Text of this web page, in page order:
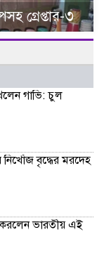
গ্রেপ্তার-৩
গাভি: চুল
নিখোঁজ বৃদ্ধের মরদেহ
ভারতীয় এই